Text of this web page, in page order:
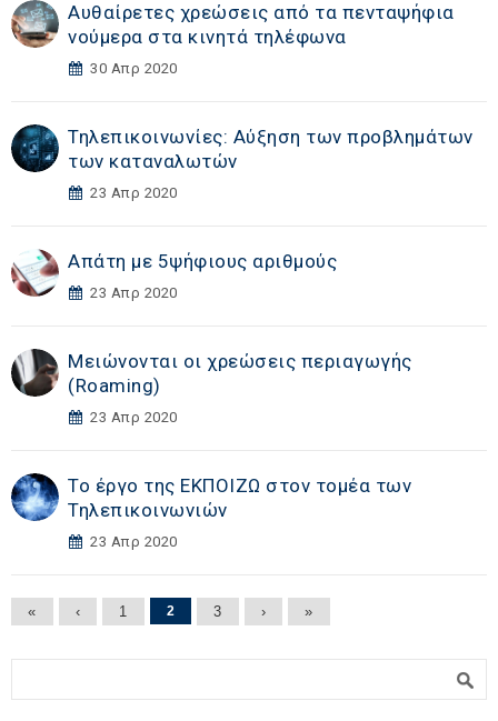
Αυθαίρετες χρεώσεις από τα πενταψήφια
νούμερα στα κινητά τηλέφωνα
30 Απρ 2020
Τηλεπικοινωνίες: Αύξηση των προβλημάτων
των καταναλωτών
23 Απρ 2020
Απάτη με 5ψήφιους αριθμούς
23 Απρ 2020
Μειώνονται οι χρεώσεις περιαγωγής
(Roaming)
23 Απρ 2020
Το έργο της ΕΚΠΟΙΖΩ στον τομέα των
Τηλεπικοινωνιών
23 Απρ 2020
Σελίδες
« ‹ 1 2 3 › »